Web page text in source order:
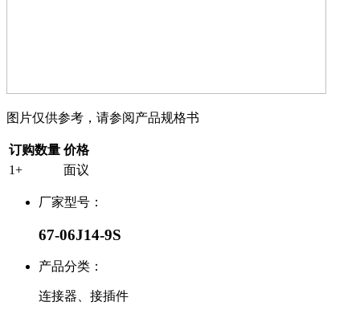
图片仅供参考，请参阅产品规格书
订购数量 价格
1+
面议
厂家型号：
67-06J14-9S
产品分类：
连接器、接插件